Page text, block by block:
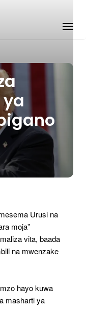
Urusi na
moja”
vita, baada
na mwenzake
hayo kuwa
masharti ya